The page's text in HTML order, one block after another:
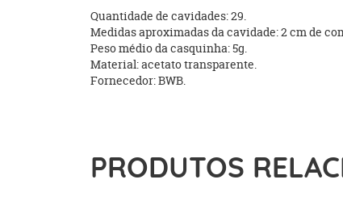
Quantidade de cavidades: 29.
Medidas aproximadas da cavidade: 2 cm de
Peso médio da casquinha: 5g.
Material: acetato transparente.
Fornecedor: BWB.
PRODUTOS